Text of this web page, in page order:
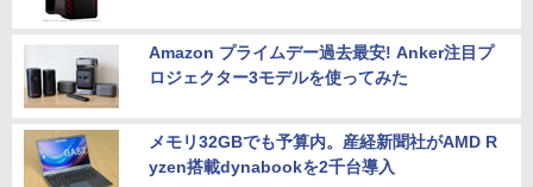
Amazon プライムデー過去最安! Anker注目プ
ロジェクター3モデルを使ってみた
メモリ32GBでも予算内。産経新聞社がAMD R
yzen搭載dynabookを2千台導入